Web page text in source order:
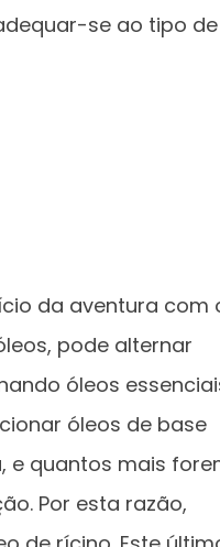
se ao tipo de
da aventura com
pode alternar
óleos
óleos de base
e quantos mais
Por esta razão,